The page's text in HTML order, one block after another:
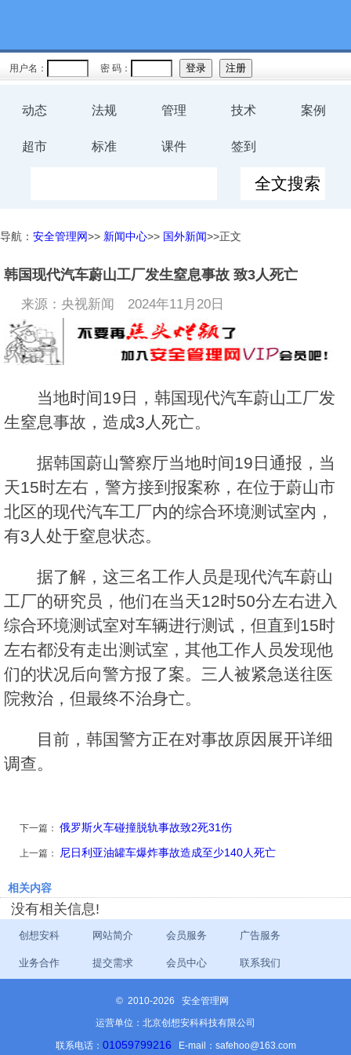
用户名： 密 码：
动态 法规 管理 技术 案例
超市 标准 课件 签到
导航： 安全管理网>> 新闻中心>> 国外新闻>>正文
韩国现代汽车蔚山工厂发生窒息事故 致3人死亡
来源：央视新闻 2024年11月20日
当地时间19日，韩国现代汽车蔚山工厂发
生窒息事故，造成3人死亡。
据韩国蔚山警察厅当地时间19日通报，当
天15时左右，警方接到报案称，在位于蔚山市
北区的现代汽车工厂内的综合环境测试室内，
有3人处于窒息状态。
据了解，这三名工作人员是现代汽车蔚山
工厂的研究员，他们在当天12时50分左右进入
综合环境测试室对车辆进行测试，但直到15时
左右都没有走出测试室，其他工作人员发现他
们的状况后向警方报了案。三人被紧急送往医
院救治，但最终不治身亡。
目前，韩国警方正在对事故原因展开详细
调查。
下一篇： 俄罗斯火车碰撞脱轨事故致2死31伤
上一篇： 尼日利亚油罐车爆炸事故造成至少140人死亡
相关内容
没有相关信息!
创想安科 网站简介 会员服务 广告服务
业务合作 提交需求 会员中心 联系我们
© 2010-2026 安全管理网
运营单位：北京创想安科科技有限公司
联系电话： 01059799216 E-mail：safehoo@163.com